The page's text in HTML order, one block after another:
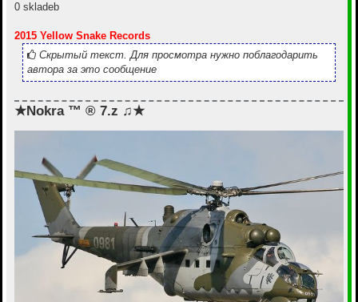
0 skladeb
2015 Yellow Snake Records
Скрытый текст. Для просмотра нужно поблагодарить
автора за это сообщение
★Nokra ™ ® 7.z ♫★